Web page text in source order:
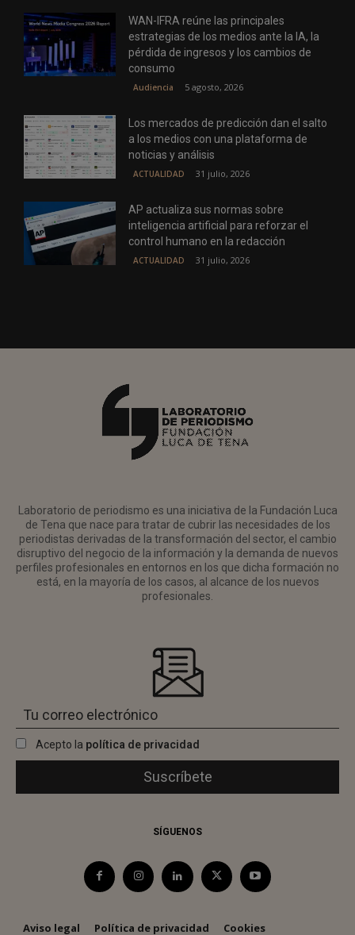
WAN-IFRA reúne las principales
estrategias de los medios ante la IA, la
pérdida de ingresos y los cambios de
consumo
Audiencia 5 agosto, 2026
Los mercados de predicción dan el salto
a los medios con una plataforma de
noticias y análisis
ACTUALIDAD 31 julio, 2026
AP actualiza sus normas sobre
inteligencia artificial para reforzar el
control humano en la redacción
ACTUALIDAD 31 julio, 2026
Laboratorio de periodismo es una iniciativa de la Fundación Luca
de Tena que nace para tratar de cubrir las necesidades de los
periodistas derivadas de la transformación del sector, el cambio
disruptivo del negocio de la información y la demanda de nuevos
perfiles profesionales en entornos en los que dicha formación no
está, en la mayoría de los casos, al alcance de los nuevos
profesionales.
Acepto la política de privacidad
SÍGUENOS
Aviso legal Política de privacidad Cookies